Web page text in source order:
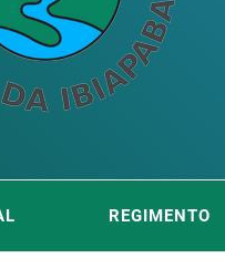
REGIMENTO